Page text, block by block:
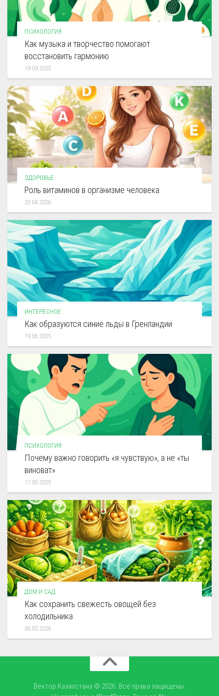
ПСИХОЛОГИЯ
Как музыка и творчество помогают
восстановить гармонию
19.09.2025
ЗДОРОВЬЕ
Роль витаминов в организме человека
20.04.2026
ИНТЕРЕСНОЕ
Как образуются синие льды в Гренландии
19.06.2025
ПСИХОЛОГИЯ
Почему важно говорить «я чувствую», а не «ты
виноват»
17.05.2025
ДОМ И САД
Как сохранить свежесть овощей без
холодильника
06.02.2026
Вектор Казахстана © 2026. Все права защищены.